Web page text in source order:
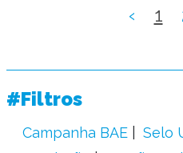
‹ 1
#Filtros
Campanha BAE Selo